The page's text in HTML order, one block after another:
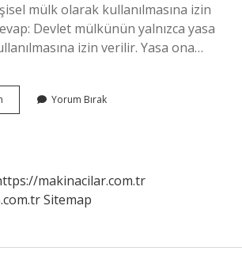
mülk olarak kullanılmasına izin
Devlet mülkünün yalnızca yasa
izin verilir. Yasa ona…
I
Yorum Bırak
makinacilar.com.tr
Sitemap